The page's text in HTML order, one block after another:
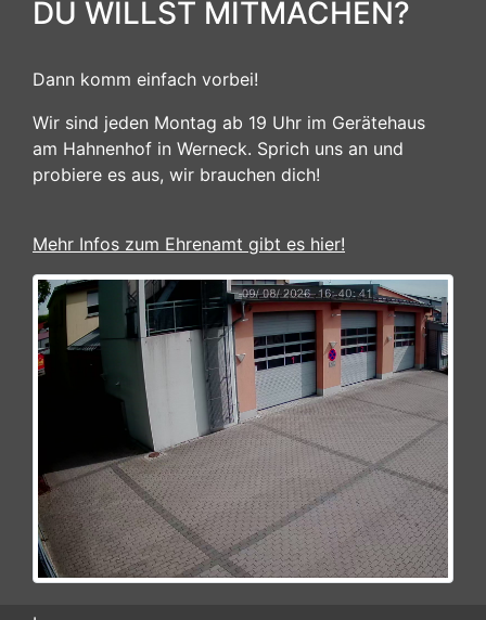
DU WILLST MITMACHEN?
Dann komm einfach vorbei!
Wir sind jeden Montag ab 19 Uhr im Gerätehaus
am Hahnenhof in Werneck. Sprich uns an und
probiere es aus, wir brauchen dich!
Mehr Infos zum Ehrenamt gibt es hier!